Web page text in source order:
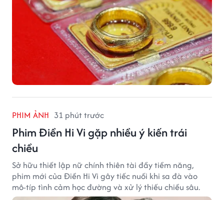
PHIM ẢNH 31 phút trước
Phim Điền Hi Vi gặp nhiều ý kiến trái
chiều
Sở hữu thiết lập nữ chính thiên tài đầy tiềm năng,
phim mới của Điền Hi Vi gây tiếc nuối khi sa đà vào
mô-típ tình cảm học đường và xử lý thiếu chiều sâu.